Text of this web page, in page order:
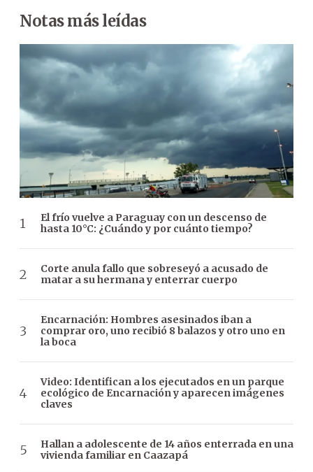
Notas más leídas
El frío vuelve a Paraguay con un descenso de
hasta 10°C: ¿Cuándo y por cuánto tiempo?
Corte anula fallo que sobreseyó a acusado de
matar a su hermana y enterrar cuerpo
Encarnación: Hombres asesinados iban a
comprar oro, uno recibió 8 balazos y otro uno en
la boca
Video: Identifican a los ejecutados en un parque
ecológico de Encarnación y aparecen imágenes
claves
Hallan a adolescente de 14 años enterrada en una
vivienda familiar en Caazapá